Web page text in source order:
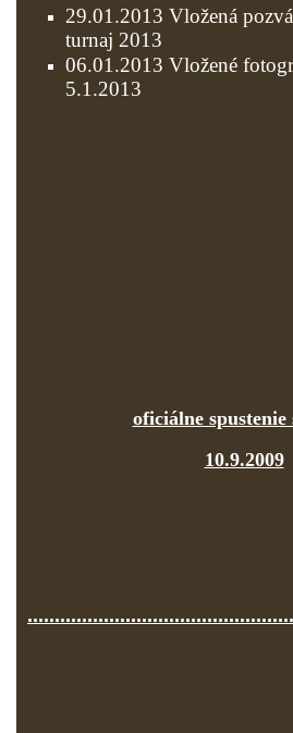
29.01.2013 Vložená
turnaj 2013
06.01.2013 Vložené
5.1.2013
oficiálne
10.9.2009